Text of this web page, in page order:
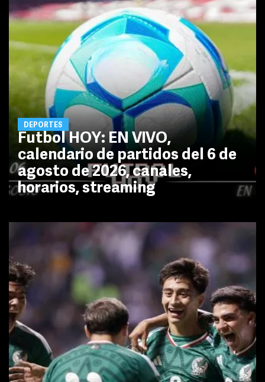
DEPORTES
Futbol HOY: EN VIVO,
calendario de partidos del 6 de
agosto de 2026, canales,
horarios, streaming